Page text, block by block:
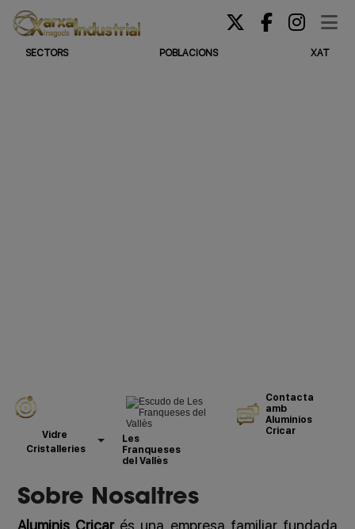
SECTORS POBLACIONS XAT
Vidre
Cristalleries
Les
Franqueses
del Vallès
Contacta
amb
Aluminios
Cricar
Sobre Nosaltres
Aluminis Cricar és una empresa familiar fundada